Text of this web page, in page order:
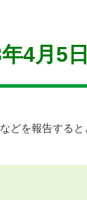
4月5
どを報告する